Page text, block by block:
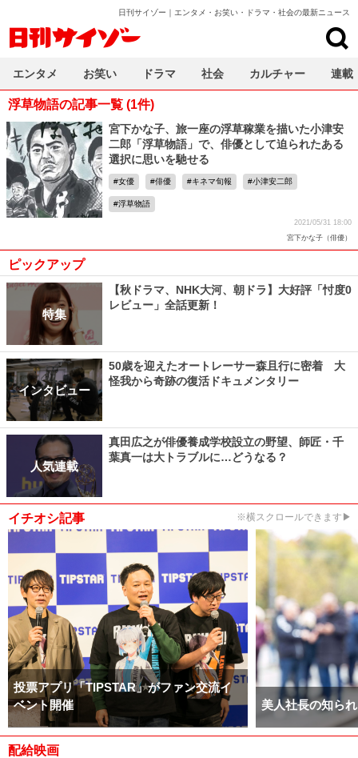
日刊サイゾー｜エンタメ・お笑い・ドラマ・社会の最新ニュース
浮草物語の記事一覧 (1件)
宮下かな子、旅一座の浮草稼業を描いた小津安
二郎「浮草物語」で、俳優として迫られたある
選択に思いを馳せる
女優 俳優 キネマ旬報 小津安二郎
浮草物語
2021/05/31 18:00
宮下かな子（俳優）
ピックアップ
特集
【秋ドラマ、NHK大河、朝ドラ】大好評「忖度0
レビュー」全話更新！
インタビュー
50歳を迎えたオートレーサー森且行に密着 大
怪我から奇跡の復活ドキュメンタリー
人気連載
真田広之が俳優養成学校設立の野望、師匠・千
葉真一は大トラブルに…どうなる？
イチオシ記事 ※横スクロールできます▶
投票アプリ「TIPSTAR」がファン交流イ
ベント開催
美人社長の知ら
配給映画
エンタメ お笑い ドラマ 社会 カルチャー 連載